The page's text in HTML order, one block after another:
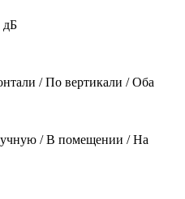
дБ
/ По вертикали / Оба
/ В помещении / На